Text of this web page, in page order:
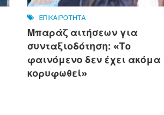
ΕΠΙΚΑΙΡΟΤΗΤΑ
Μπαράζ αιτήσεων για
συνταξιοδότηση: «Το
φαινόμενο δεν έχει ακόμα
κορυφωθεί»